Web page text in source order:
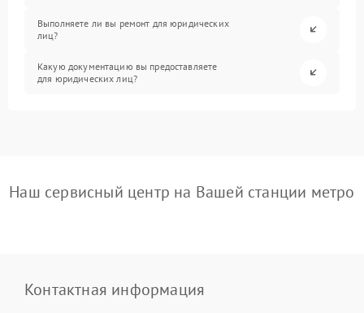
Выполняете ли вы ремонт для юридических
лиц?
Какую документацию вы предоставляете
для юридических лиц?
Наш сервисный центр на Вашей станции метро
Контактная информация